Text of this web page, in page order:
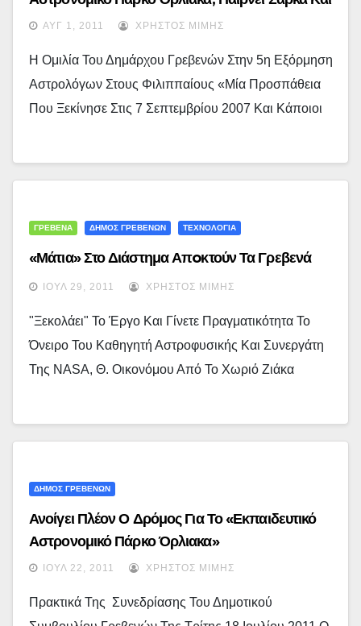
Οστά»…
ΑΥΓ 1, 2011 ΧΡΉΣΤΟΣ ΜΊΜΗΣ
Η Ομιλία Του Δημάρχου Γρεβενών Στην 5η Εξόρμηση
Αστρολόγων Στους Φιλιππαίους «Μία Προσπάθεια
Που Ξεκίνησε Στις 7 Σεπτεμβρίου 2007 Και Κάποιοι
ΓΡΕΒΕΝΑ ΔΗΜΟΣ ΓΡΕΒΕΝΩΝ ΤΕΧΝΟΛΟΓΙΑ
«Μάτια» Στο Διάστημα Απoκτούν Τα Γρεβενά
ΙΟΎΛ 29, 2011 ΧΡΉΣΤΟΣ ΜΊΜΗΣ
"Ξεκολάει" Το Έργο Και Γίνετε Πραγματικότητα Το
Όνειρο Του Καθηγητή Αστροφυσικής Και Συνεργάτη
Της NASA, Θ. Οικονόμου Από Το Χωριό Ζιάκα
ΔΗΜΟΣ ΓΡΕΒΕΝΩΝ
Ανοίγει Πλέον Ο Δρόμος Για Το «Εκπαιδευτικό
Αστρονομικό Πάρκο Όρλιακα»
ΙΟΎΛ 22, 2011 ΧΡΉΣΤΟΣ ΜΊΜΗΣ
Πρακτικά Της Συνεδρίασης Του Δημοτικού